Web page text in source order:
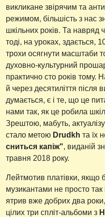
викликане звірячим та
режимом, більшість з нас
шкільних років. Та навряд
тоді, на уроках, здається,
трохи осягнути масштаби
духовно-культурний
практично сто років
й через десятиліття після
думається, є і те, що це
нами так, як це робила
Зрештою, мабуть,
стало метою Drudkh та їх
сниться капіж", виданій
травня 2018 року.
Лейтмотив платівки, якщо
музикантами не просто так
ятрив вже добрих два
цілих три спліт-альбоми з